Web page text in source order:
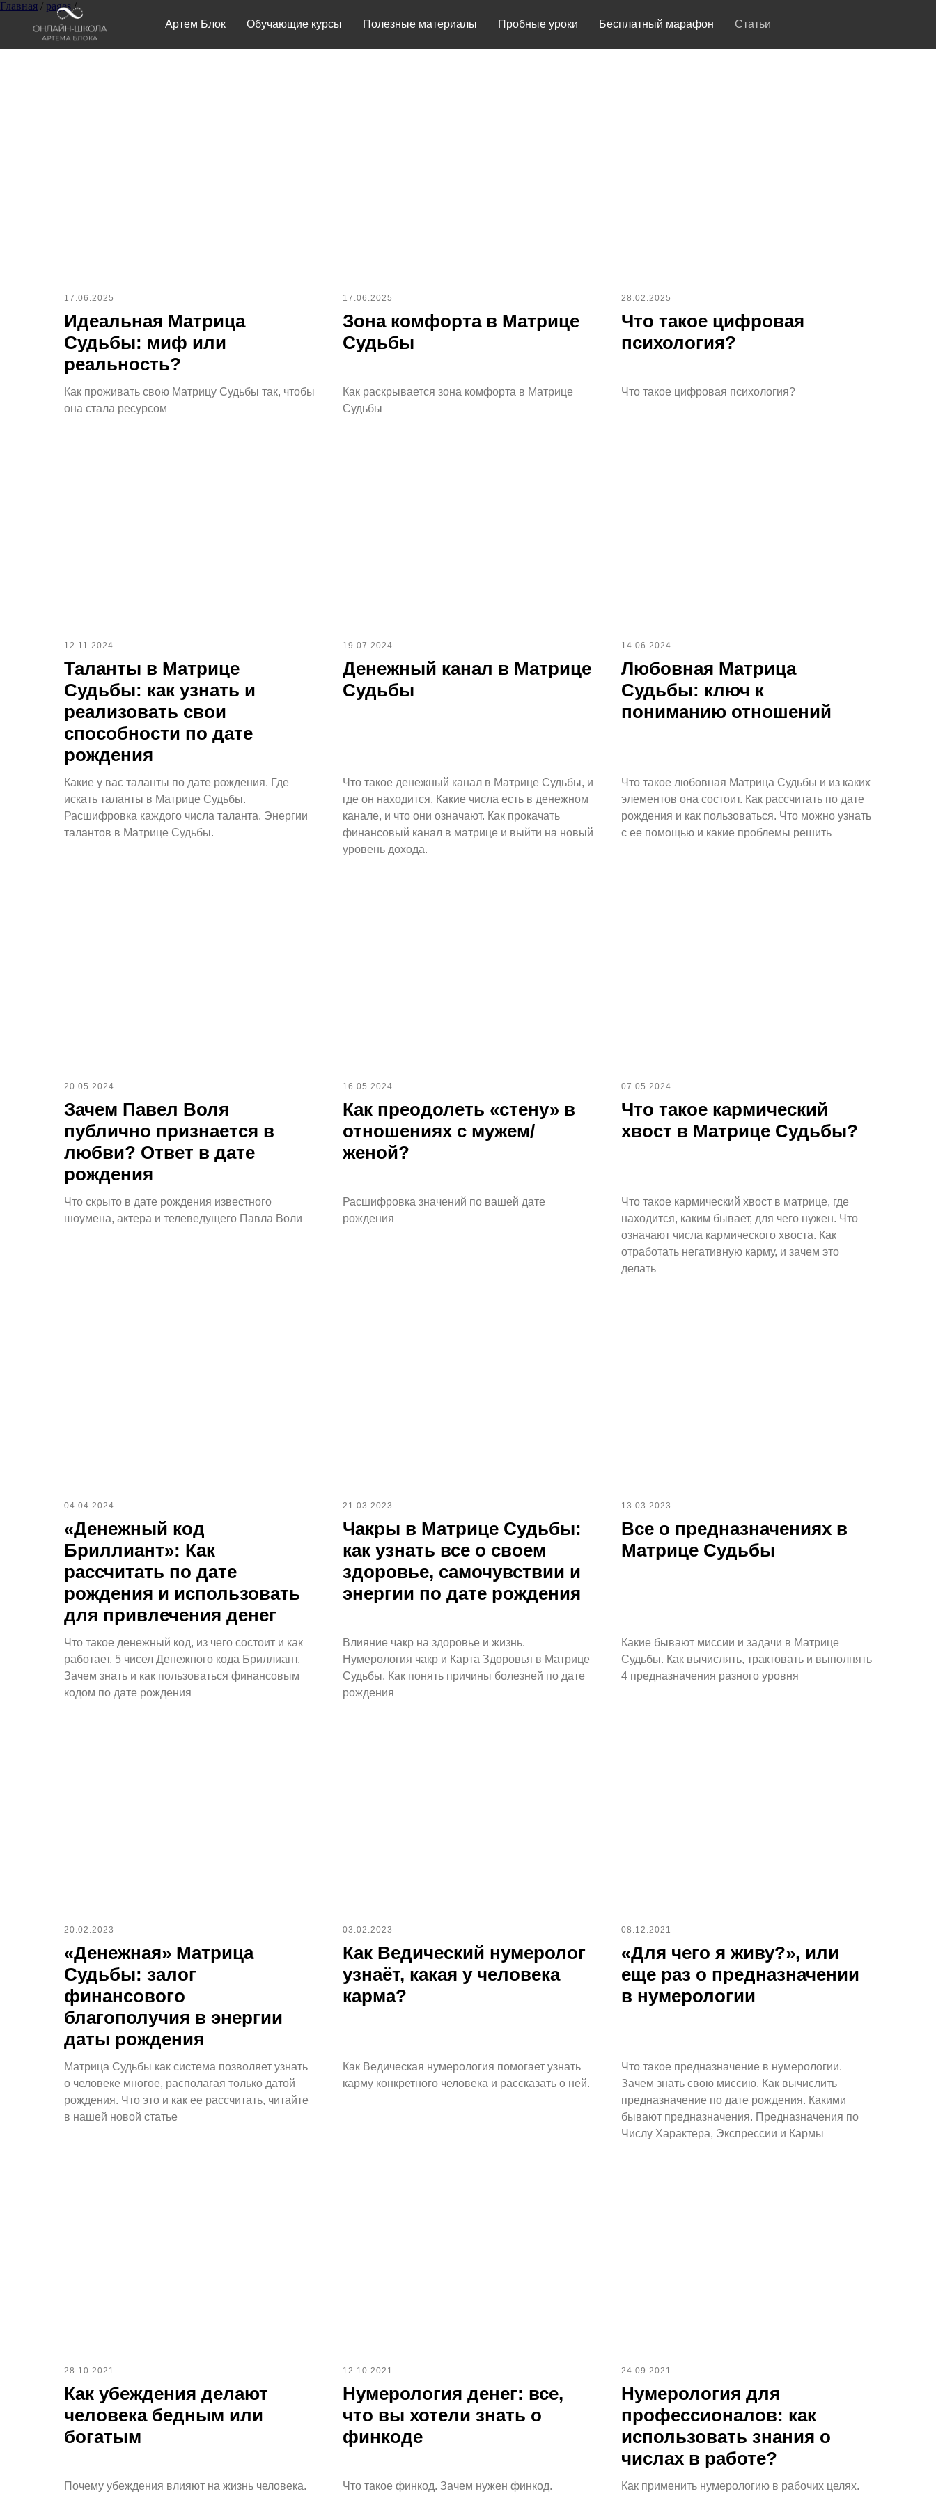
Главная / pages /
Артем Блок
Обучающие курсы Полезные материалы Пробные уроки Бесплатный марафон Cтатьи
17.06.2025
Идеальная Матрица
Судьбы: миф или
реальность?
Как проживать свою Матрицу Судьбы так, чтобы
она стала ресурсом
17.06.2025
Зона комфорта в Матрице
Судьбы
Как раскрывается зона комфорта в Матрице
Судьбы
28.02.2025
Что такое цифровая
психология?
Что такое цифровая психология?
12.11.2024
Таланты в Матрице
Судьбы: как узнать и
реализовать свои
способности по дате
рождения
Какие у вас таланты по дате рождения. Где
искать таланты в Матрице Судьбы.
Расшифровка каждого числа таланта. Энергии
талантов в Матрице Судьбы.
19.07.2024
Денежный канал в Матрице
Судьбы
Что такое денежный канал в Матрице Судьбы, и
где он находится. Какие числа есть в денежном
канале, и что они означают. Как прокачать
финансовый канал в матрице и выйти на новый
уровень дохода.
14.06.2024
Любовная Матрица
Судьбы: ключ к
пониманию отношений
Что такое любовная Матрица Судьбы и из каких
элементов она состоит. Как рассчитать по дате
рождения и как пользоваться. Что можно узнать
с ее помощью и какие проблемы решить
20.05.2024
Зачем Павел Воля
публично признается в
любви? Ответ в дате
рождения
Что скрыто в дате рождения известного
шоумена, актера и телеведущего Павла Воли
16.05.2024
Как преодолеть «стену» в
отношениях с мужем/
женой?
Расшифровка значений по вашей дате
рождения
07.05.2024
Что такое кармический
хвост в Матрице Судьбы?
Что такое кармический хвост в матрице, где
находится, каким бывает, для чего нужен. Что
означают числа кармического хвоста. Как
отработать негативную карму, и зачем это
делать
04.04.2024
«Денежный код
Бриллиант»: Как
рассчитать по дате
рождения и использовать
для привлечения денег
Что такое денежный код, из чего состоит и как
работает. 5 чисел Денежного кода Бриллиант.
Зачем знать и как пользоваться финансовым
кодом по дате рождения
21.03.2023
Чакры в Матрице Судьбы:
как узнать все о своем
здоровье, самочувствии и
энергии по дате рождения
Влияние чакр на здоровье и жизнь.
Нумерология чакр и Карта Здоровья в Матрице
Судьбы. Как понять причины болезней по дате
рождения
13.03.2023
Все о предназначениях в
Матрице Судьбы
Какие бывают миссии и задачи в Матрице
Судьбы. Как вычислять, трактовать и выполнять
4 предназначения разного уровня
20.02.2023
«Денежная» Матрица
Судьбы: залог
финансового
благополучия в энергии
даты рождения
Матрица Судьбы как система позволяет узнать
о человеке многое, располагая только датой
рождения. Что это и как ее рассчитать, читайте
в нашей новой статье
03.02.2023
Как Ведический нумеролог
узнаёт, какая у человека
карма?
Как Ведическая нумерология помогает узнать
карму конкретного человека и рассказать о ней.
08.12.2021
«Для чего я живу?», или
еще раз о предназначении
в нумерологии
Что такое предназначение в нумерологии.
Зачем знать свою миссию. Как вычислить
предназначение по дате рождения. Какими
бывают предназначения. Предназначения по
Числу Характера, Экспрессии и Кармы
28.10.2021
Как убеждения делают
человека бедным или
богатым
Почему убеждения влияют на жизнь человека.
12.10.2021
Нумерология денег: все,
что вы хотели знать о
финкоде
Что такое финкод. Зачем нужен финкод.
24.09.2021
Нумерология для
профессионалов: как
использовать знания о
числах в работе?
Как применить нумерологию в рабочих целях.